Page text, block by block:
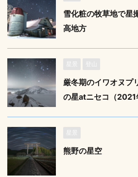
雪化粧の牧草地で
高地方
星景 登山
厳冬期のイワオヌプ
の星atニセコ（2021
星景
熊野の星空